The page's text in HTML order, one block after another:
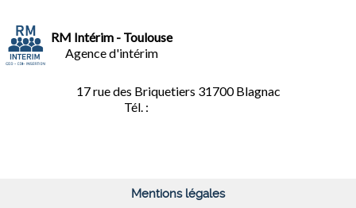
RM Intérim - Toulouse
Agence d'intérim
17 rue des Briquetiers 31700 Blagnac
Tél. :
Mentions légales